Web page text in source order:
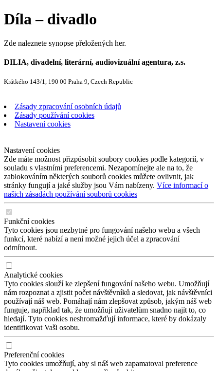
Díla – divadlo
Zde naleznete synopse přeložených her.
DILIA, divadelní, literární, audiovizuální agentura, z.s.
Krátkého 143/1, 190 00 Praha 9, Czech Republic
Zásady zpracování osobních údajů
Zásady používání cookies
Nastavení cookies
Nastavení cookies
Zde máte možnost přizpůsobit soubory cookies podle kategorií, v
souladu s vlastními preferencemi. Nezapomínejte ale na to, že
zablokováním některých souborů cookies můžete ovlivnit, jak
stránky fungují a jaké služby jsou Vám nabízeny. Více informací o
našich zásadách používání souborů cookies
Funkční cookies
Tyto cookies jsou nezbytné pro fungování našeho webu a všech
funkcí, které nabízí a není možné jejich účel a zpracování
odmítnout.
Analytické cookies
Tyto cookies slouží ke zlepšení fungování našeho webu. Umožňují
nám rozpoznat a zjistit počet návštěvníků a sledovat, jak návštěvníci
používají náš web. Pomáhají nám zlepšovat způsob, jakým náš web
funguje, například tak, že umožňují uživatelům snadno najít to, co
hledají. Tyto cookies neshromažďují informace, které by dokázaly
identifikovat Vaši osobu.
Preferenční cookies
Tyto cookies umožňují, aby si náš web zapamatoval preference